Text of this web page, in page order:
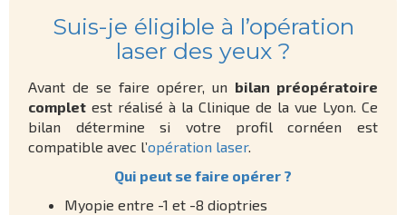
Suis-je éligible à l’opération
laser des yeux ?
Avant de se faire opérer, un bilan préopératoire
complet est réalisé à la Clinique de la vue Lyon. Ce
bilan détermine si votre profil cornéen est
compatible avec l’opération laser.
Qui peut se faire opérer ?
Myopie entre -1 et -8 dioptries